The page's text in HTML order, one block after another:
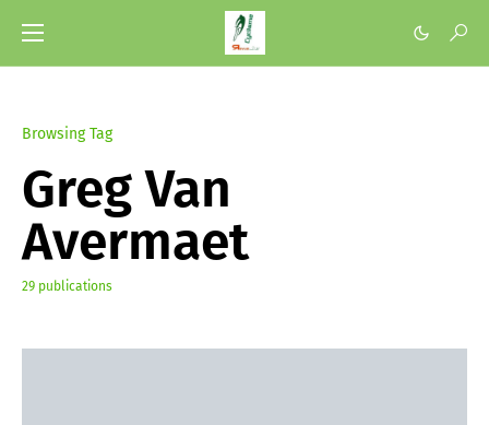
Browsing Tag
Greg Van
Avermaet
29 publications